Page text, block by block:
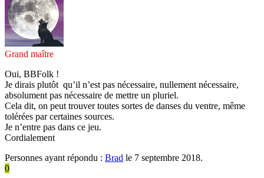
Grand maître
Oui, BBFolk !
Je dirais plutôt qu’il n’est pas nécessaire, nullement nécessaire,
absolument pas nécessaire de mettre un pluriel.
Cela dit, on peut trouver toutes sortes de danses du ventre, même
tolérées par certaines sources.
Je n’entre pas dans ce jeu.
Cordialement
Personnes ayant répondu : Brad le 7 septembre 2018.
0